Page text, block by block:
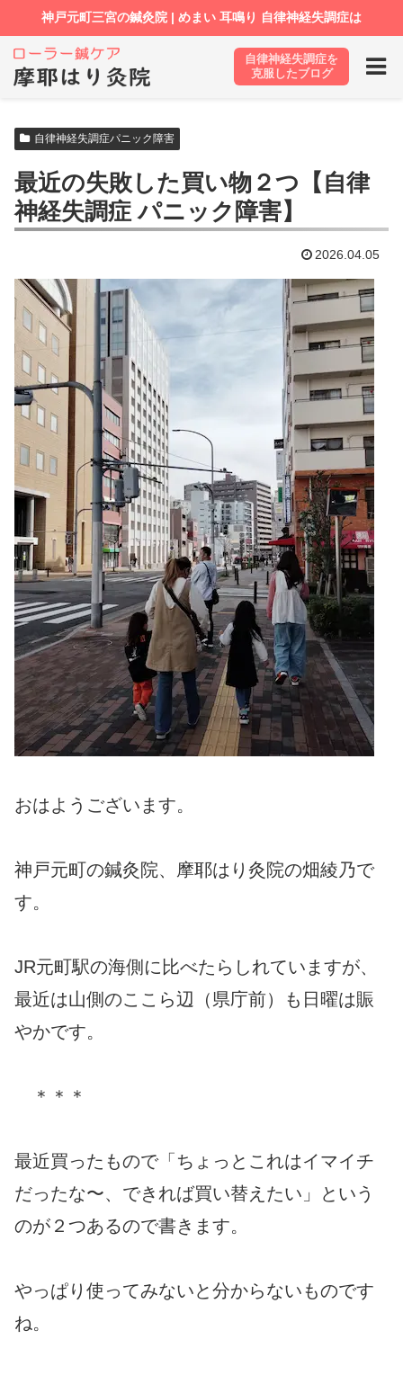
ホーム ブログ 自律神経失調症パニック障害
自律神経失調症パニック障害
最近の失敗した買い物２つ【自律
神経失調症 パニック障害】
2026.04.05
おはようございます。
神戸元町の鍼灸院、摩耶はり灸院の畑綾乃で
す。
JR元町駅の海側に比べたらしれていますが、
最近は山側のここら辺（県庁前）も日曜は賑
やかです。
＊＊＊
最近買ったもので「ちょっとこれはイマイチ
だったな〜、できれば買い替えたい」という
のが２つあるので書きます。
やっぱり使ってみないと分からないものです
ね。
自律神経失調症を
克服したブログ